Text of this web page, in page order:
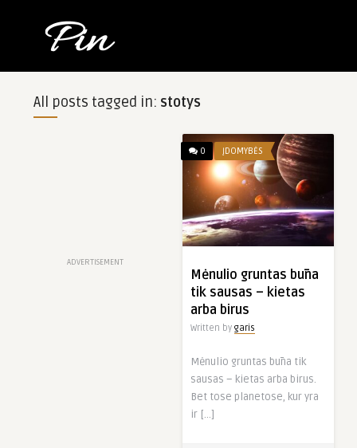
All posts tagged in: stotys
ADVERTISEMENT
0 ĮDOMYBĖS
Mėnulio gruntas būna
tik sausas – kietas
arba birus
Written by garis
Mėnulio gruntas būna tik
sausas – kietas arba birus.
Bet tose planetose, kur yra
ir […]